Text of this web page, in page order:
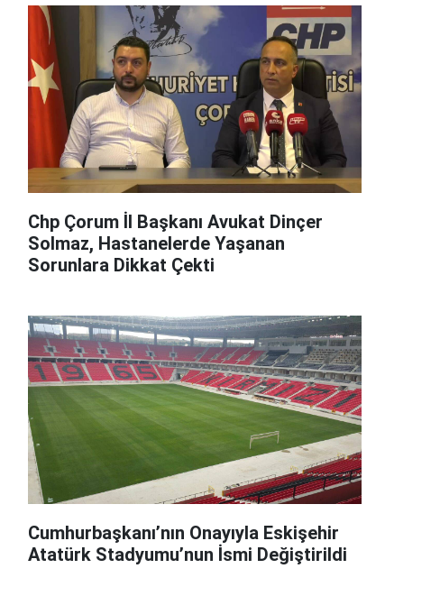
Chp Çorum İl Başkanı Avukat Dinçer
Solmaz, Hastanelerde Yaşanan
Sorunlara Dikkat Çekti
Cumhurbaşkanı’nın Onayıyla Eskişehir
Atatürk Stadyumu’nun İsmi Değiştirildi